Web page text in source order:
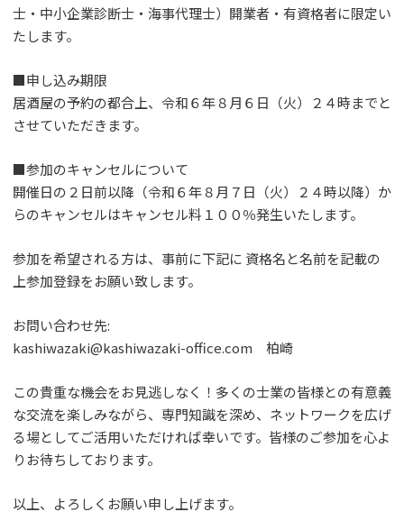
士・中小企業診断士・海事代理士）開業者・有資格者に限定い
たします。
■申し込み期限
居酒屋の予約の都合上、令和６年８月６日（火）２４時までと
させていただきます。
■参加のキャンセルについて
開催日の２日前以降（令和６年８月７日（火）２４時以降）か
らのキャンセルはキャンセル料１００％発生いたします。
参加を希望される方は、事前に下記に 資格名と名前を記載の
上参加登録をお願い致します。
お問い合わせ先:
kashiwazaki@kashiwazaki-office.com 柏崎
この貴重な機会をお見逃しなく！多くの士業の皆様との有意義
な交流を楽しみながら、専門知識を深め、ネットワークを広げ
る場としてご活用いただければ幸いです。皆様のご参加を心よ
りお待ちしております。
以上、よろしくお願い申し上げます。